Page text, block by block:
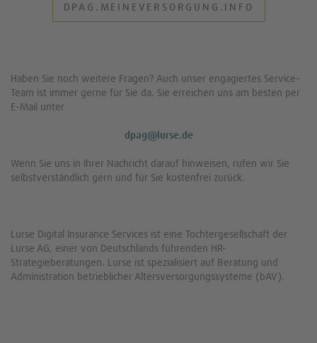
DPAG.MEINEVERSORGUNG.INFO
Haben Sie noch weitere Fragen? Auch unser engagiertes Service-
Team ist immer gerne für Sie da. Sie erreichen uns am besten per
E-Mail unter
dpag@lurse.de
Wenn Sie uns in Ihrer Nachricht darauf hinweisen, rufen wir Sie
selbstverständlich gern und für Sie kostenfrei zurück.
Lurse Digital Insurance Services ist eine Tochtergesellschaft der
Lurse AG, einer von Deutschlands führenden HR-
Strategieberatungen. Lurse ist spezialisiert auf Beratung und
Administration betrieblicher Altersversorgungssysteme (bAV).